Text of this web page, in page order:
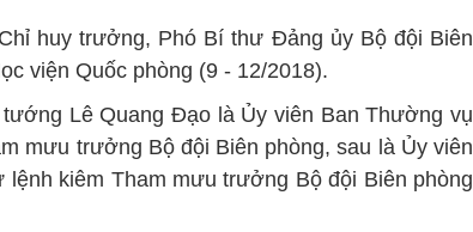
huy trưởng, Phó Bí thư Đảng ủy Bộ đội Biên
viện Quốc phòng (9 - 12/2018).
Lê Quang Đạo là Ủy viên Ban Thường vụ
mưu trưởng Bộ đội Biên phòng, sau là Ủy viên
kiêm Tham mưu trưởng Bộ đội Biên phòng